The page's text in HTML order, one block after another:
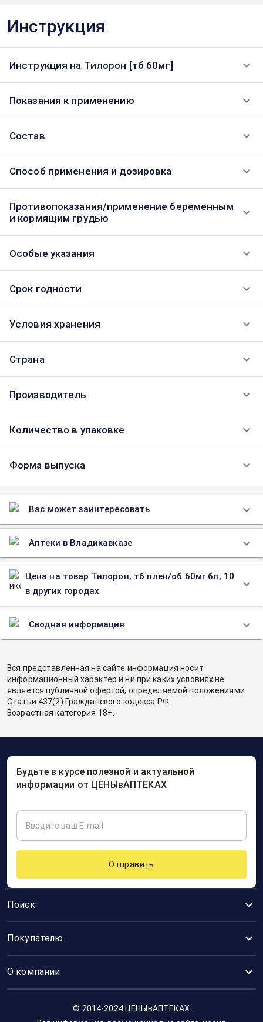
Инструкция
Инструкция на Тилорон [тб 60мг]
Показания к применению
Состав
Способ применения и дозировка
Противопоказания/применение беременным
и кормящим грудью
Особые указания
Срок годности
Условия хранения
Страна
Производитель
Количество в упаковке
Форма выпуска
Вас может заинтересовать
Аптеки в Владикавказе
Цена на товар Тилорон, тб плен/об 60мг бл, 10
в других городах
Сводная информация
Вся представленная на сайте информация носит
информационный характер и ни при каких условиях не
является публичной офертой, определяемой положениями
Статьи 437(2) Гражданского кодекса РФ.
Возрастная категория 18+.
Поиск
Покупателю
О компании
Будьте в курсе полезной и актуальной
информации от ЦЕНЫвАПТЕКАХ
Отправить
© 2014-2024 ЦЕНЫвАПТЕКАХ